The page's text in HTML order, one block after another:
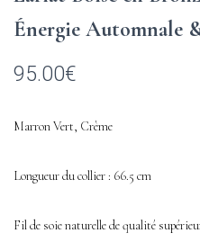
Énergie Automnale
95.00€
Marron Vert, Crème
Longueur du collier : 66.5 cm
Fil de soie naturelle de qualité